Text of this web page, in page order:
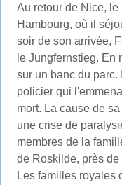
Au retour de Nice, le
Hambourg, où il
soir de son arrivée,
le Jungfernstieg. En
sur un banc du parc.
policier qui
mort. La cause de
une crise de
membres de la
de Roskilde, près
Les familles royales